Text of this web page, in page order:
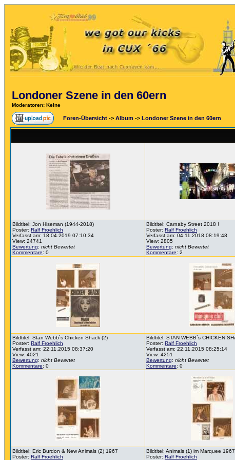
Londoner Szene in den 60ern
Moderatoren: Keine
Foren-Übersicht -> Album -> Londoner Szene in den 60ern
Bildtitel: Jon Hiseman (1944-2018)
Poster: Ralf Froehlich
Verfasst am: 18.04.2019 07:10:34
View: 24741
Bewertung: nicht Bewertet
Kommentare: 0
Bildtitel: Carnaby Street 2018 !
Poster: Ralf Froehlich
Verfasst am: 04.11.2018 08:19:48
View: 2805
Bewertung: nicht Bewertet
Kommentare: 2
Bildtitel: Stan Webb`s Chicken Shack (2)
Poster: Ralf Froehlich
Verfasst am: 22.11.2015 08:37:20
View: 4021
Bewertung: nicht Bewertet
Kommentare: 0
Bildtitel: STAN WEBB`s CHICKEN
Poster: Ralf Froehlich
Verfasst am: 22.11.2015 08:25:14
View: 4251
Bewertung: nicht Bewertet
Kommentare: 0
Bildtitel: Eric Burdon & New Animals (2) 1967
Poster: Ralf Froehlich
Bildtitel: Animals (1) im Marquee 1967
Poster: Ralf Froehlich